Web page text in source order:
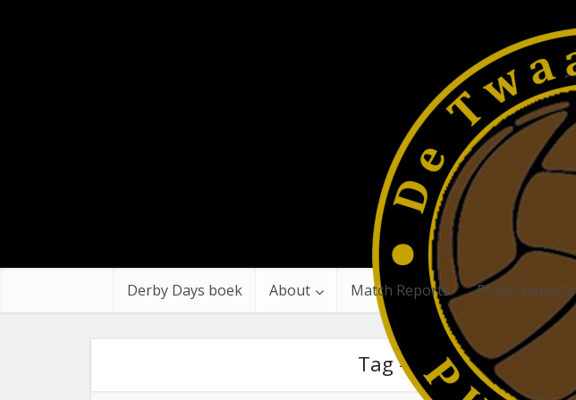
Derby Days boek About Match Reports Photo Reports
Tag - Europe League